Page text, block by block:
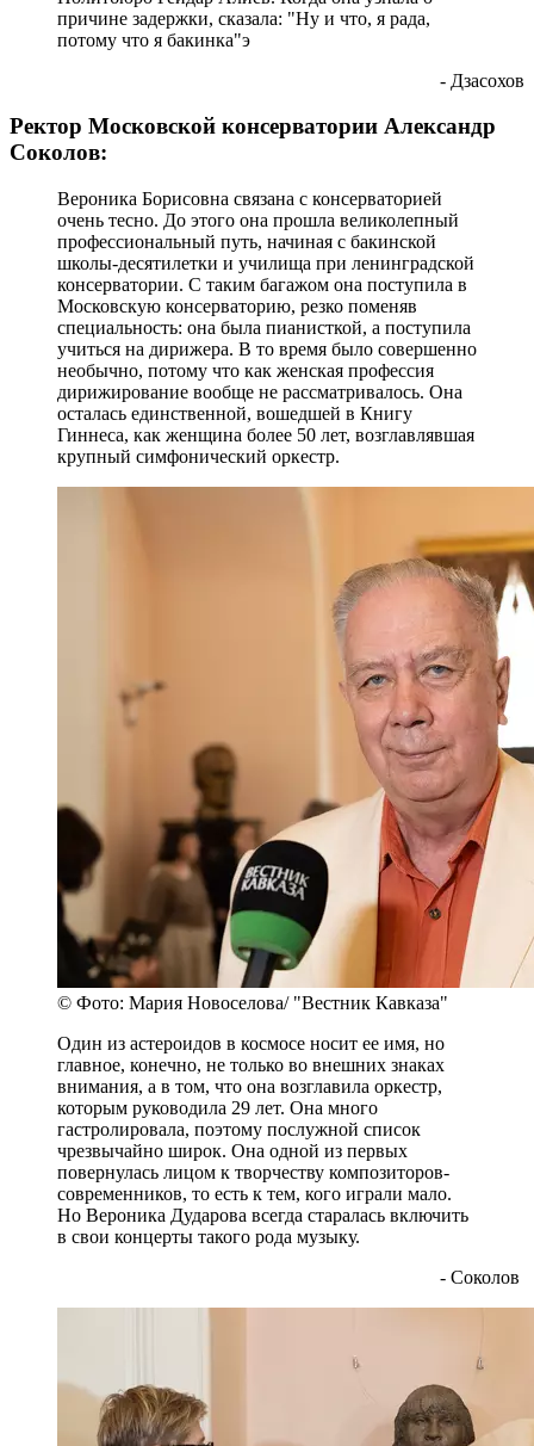
причине задержки, сказала: "Ну и что, я рада,
потому что я бакинка"э
- Дзасохов
Ректор Московской консерватории Александр
Соколов:
Вероника Борисовна связана с консерваторией
очень тесно. До этого она прошла великолепный
профессиональный путь, начиная с бакинской
школы-десятилетки и училища при ленинградской
консерватории. С таким багажом она поступила в
Московскую консерваторию, резко поменяв
специальность: она была пианисткой, а поступила
учиться на дирижера. В то время было совершенно
необычно, потому что как женская профессия
дирижирование вообще не рассматривалось. Она
осталась единственной, вошедшей в Книгу
Гиннеса, как женщина более 50 лет, возглавлявшая
крупный симфонический оркестр.
© Фото: Мария Новоселова/ "Вестник Кавказа"
Один из астероидов в космосе носит ее имя, но
главное, конечно, не только во внешних знаках
внимания, а в том, что она возглавила оркестр,
которым руководила 29 лет. Она много
гастролировала, поэтому послужной список
чрезвычайно широк. Она одной из первых
повернулась лицом к творчеству композиторов-
современников, то есть к тем, кого играли мало.
Но Вероника Дударова всегда старалась включить
в свои концерты такого рода музыку.
- Соколов